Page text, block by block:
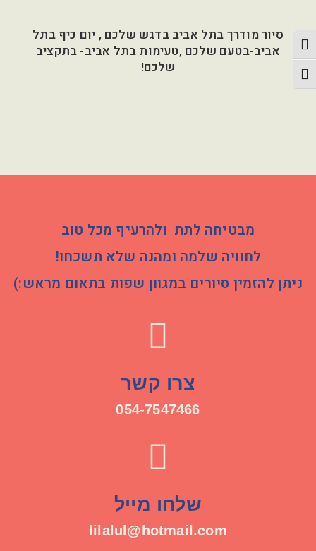
הפעל/כבה ניגודיות גבוהה
מתג גודל גופן
סיור מודרך בתל אביב בדגש שלכם , יום כיף בתל
אביב-בטעם שלכם ,טעימות בתל אביב- בתקציב
שלכם!
מבטיחה לתת ולהרעיף מכל טוב
לחוויה שלמה ומהנה שלא תשכחו!
ניתן להזמין סיורים במגוון שפות בתאום מראש:)
צרו קשר
054-7547466
שלחו מייל
lilalul@hotmail.com